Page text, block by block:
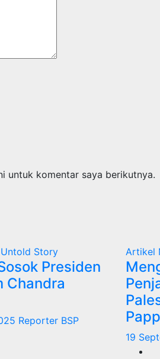
untuk komentar saya berikutnya.
Untold Story
Presiden
Chandra
Reporter BSP
Artikel
19